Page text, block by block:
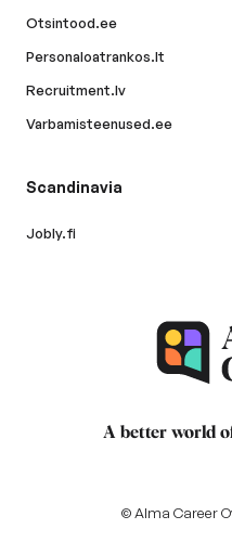
Otsintood.ee
Personaloatrankos.lt
Recruitment.lv
Varbamisteenused.ee
Scandinavia
Jobly.fi
A better world
© Alma Career